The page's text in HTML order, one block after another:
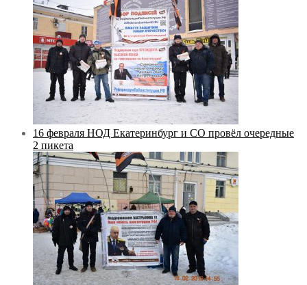
16 февраля НОД Екатеринбург и СО провёл очередные
2 пикета